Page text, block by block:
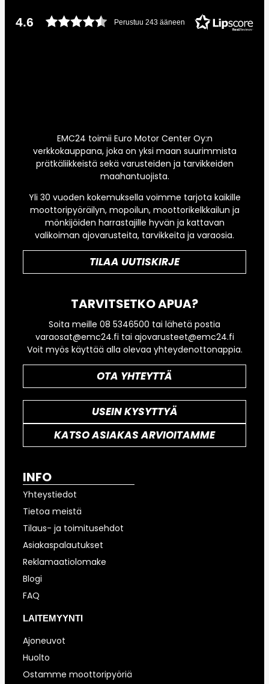
4.6 Perustuu 243 ääneen
EMC24 toimii Euro Motor Center Oy:n
verkkokauppana, joka on yksi maan suurimmista
prätkäliikkeistä sekä varusteiden ja tarvikkeiden
maahantuojista.
Yli 30 vuoden kokemuksella voimme tarjota kaikille
moottoripyöräilyn, mopoilun, moottorikelkkailun ja
mönkijöiden harrastajille hyvän ja kattavan
valikoiman ajovarusteita, tarvikkeita ja varaosia.
TILAA UUTISKIRJE
TARVITSETKO APUA?
Soita meille 08 5346500 tai lähetä postia
varaosat@emc24.fi tai ajovarusteet@emc24.fi
Voit myös käyttää alla olevaa yhteydenottonappia.
OTA YHTEYTTÄ
USEIN KYSYTTYÄ
KATSO ASIAKAS ARVIOITAMME
INFO
Yhteystiedot
Tietoa meistä
Tilaus- ja toimitusehdot
Asiakaspalautukset
Reklamaatiolomake
Blogi
FAQ
LAITEMYYNTI
Ajoneuvot
Huolto
Ostamme moottoripyöriä